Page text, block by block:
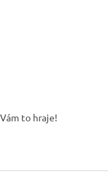
to hraje!